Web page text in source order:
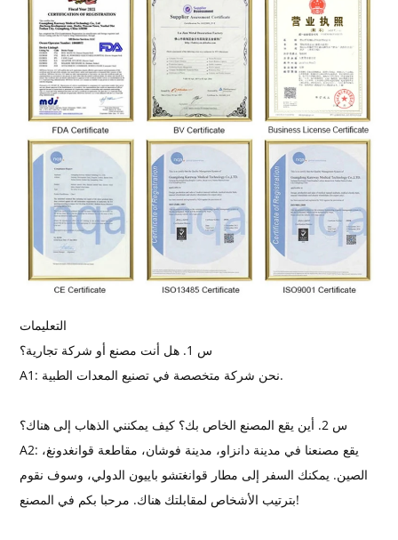
التعليمات
س 1. هل أنت مصنع أو شركة تجارية؟
A1: نحن شركة متخصصة في تصنيع المعدات الطبية.
س 2. أين يقع المصنع الخاص بك؟ كيف يمكنني الذهاب إلى هناك؟
A2: يقع مصنعنا في مدينة دانزاو، مدينة فوشان، مقاطعة قوانغدونغ،
الصين. يمكنك السفر إلى مطار قوانغتشو باييون الدولي، وسوف نقوم
بترتيب الأشخاص لمقابلتك هناك. مرحبا بكم في المصنع!